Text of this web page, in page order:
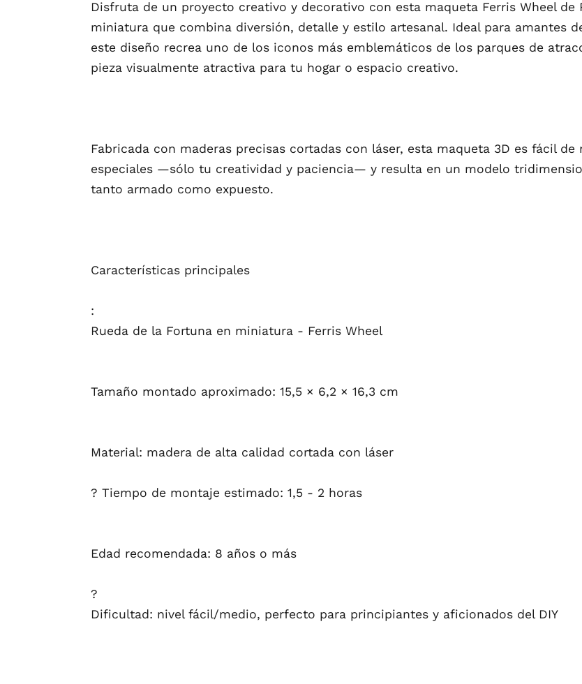
Disfruta de un proyecto creativo y decorativo con esta maqueta Ferris Wheel de
miniatura que combina diversión, detalle y estilo artesanal. Ideal para amantes
este diseño recrea uno de los iconos más emblemáticos de los parques de
pieza visualmente atractiva para tu hogar o espacio creativo.
Fabricada con maderas precisas cortadas con láser, esta maqueta 3D es fácil
especiales —sólo tu creatividad y paciencia— y resulta en un modelo
tanto armado como expuesto.
Características principales
:
Rueda de la Fortuna en miniatura - Ferris Wheel
Tamaño montado aproximado: 15,5 × 6,2 × 16,3 cm
Material: madera de alta calidad cortada con láser
? Tiempo de montaje estimado: 1,5 - 2 horas
Edad recomendada: 8 años o más
?
Dificultad: nivel fácil/medio, perfecto para principiantes y aficionados del DIY